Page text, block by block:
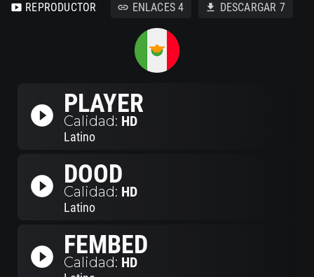
smart_display REPRODUCTOR link ENLACES4 download DESCARGAR 7
play_circle_filled PLAYER
Calidad: HD
Latino
play_circle_filled DOOD
Calidad: HD
Latino
play_circle_filled FEMBED
Calidad: HD